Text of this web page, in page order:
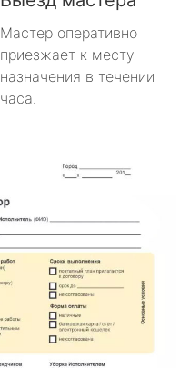
Мастер оперативно
приезжает к месту
назначения в течении
часа.